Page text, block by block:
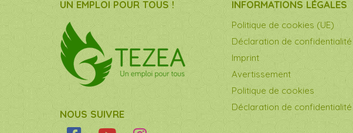
UN EMPLOI POUR TOUS !
NOUS SUIVRE
INFORMATIONS LÉGALES
Politique de cookies (UE)
Déclaration de confidentialité
Imprint
Avertissement
Politique de cookies
Déclaration de confidentialité